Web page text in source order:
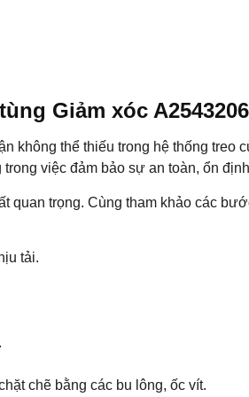
Giảm xóc
không thể thiếu trong hệ thống
việc đảm bảo sự an toàn, ổn
quan trọng. Cùng tham khảo các
tải.
chẽ bằng các bu lông, ốc vít.